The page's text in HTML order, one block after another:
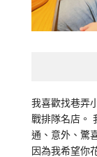
我喜歡找巷弄
戰排隊名店。
通、意外、驚
因為我希望你